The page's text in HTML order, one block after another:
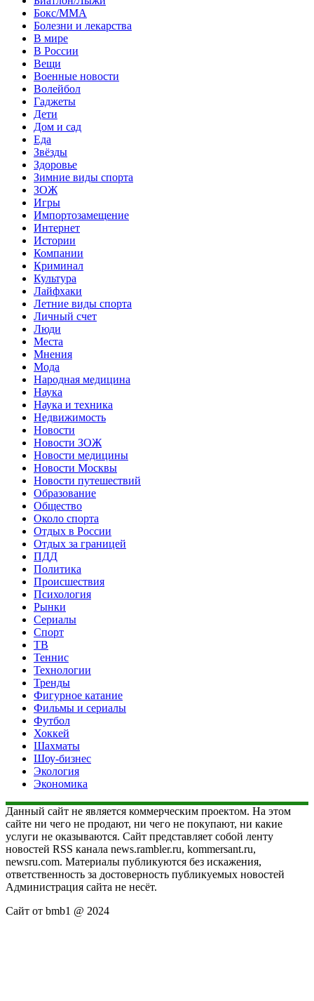
Бокс/MMA
Болезни и лекарства
В мире
В России
Вещи
Военные новости
Волейбол
Гаджеты
Дети
Дом и сад
Еда
Звёзды
Здоровье
Зимние виды спорта
ЗОЖ
Игры
Импортозамещение
Интернет
Истории
Компании
Криминал
Культура
Лайфхаки
Летние виды спорта
Личный счет
Люди
Места
Мнения
Мода
Народная медицина
Наука
Наука и техника
Недвижимость
Новости
Новости ЗОЖ
Новости медицины
Новости Москвы
Новости путешествий
Образование
Общество
Около спорта
Отдых в России
Отдых за границей
ПДД
Политика
Происшествия
Психология
Рынки
Сериалы
Спорт
ТВ
Теннис
Технологии
Тренды
Фигурное катание
Фильмы и сериалы
Футбол
Хоккей
Шахматы
Шоу-бизнес
Экология
Экономика
Данный сайт не является коммерческим проектом. На этом
сайте ни чего не продают, ни чего не покупают, ни какие
услуги не оказываются. Сайт представляет собой ленту
новостей RSS канала news.rambler.ru, kommersant.ru,
newsru.com. Материалы публикуются без искажения,
ответственность за достоверность публикуемых новостей
Администрация сайта не несёт.
Сайт от bmb1 @ 2024